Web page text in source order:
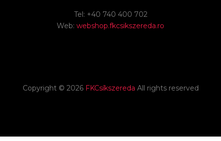
Tel: +40 740 400 702
Web: webshop.fkcsikszereda.ro
Copyright © 2026 FKCsíkszereda All rights reserved